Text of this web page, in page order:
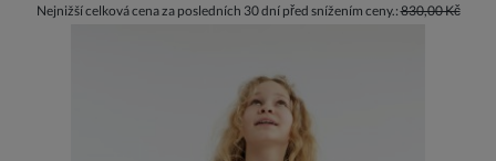
Nejnižší celková cena za posledních 30 dní před snížením ceny.:830,00 Kč